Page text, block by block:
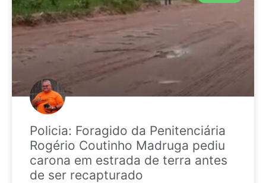
Policia: Foragido da Penitenciária
Rogério Coutinho Madruga pediu
carona em estrada de terra antes
de ser recapturado